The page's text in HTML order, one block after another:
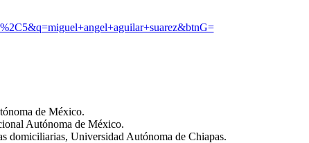
de México.
Autónoma de México.
domiciliarias, Universidad Autónoma de Chiapas.